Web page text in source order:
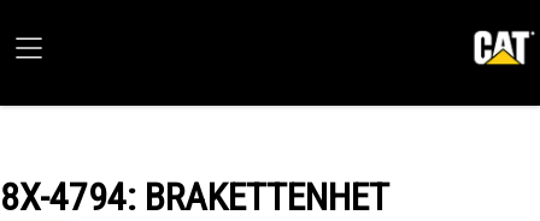
8X-4794: BRAKETTENHET